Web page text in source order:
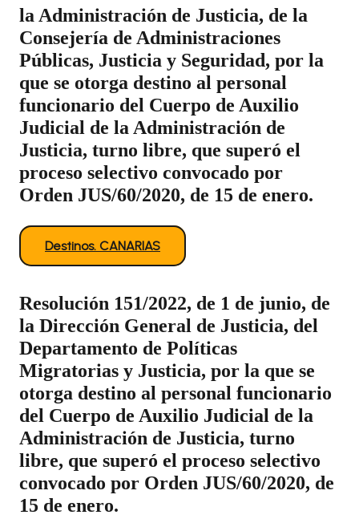
la Administración de Justicia, de la
Consejería de Administraciones
Públicas, Justicia y Seguridad, por la
que se otorga destino al personal
funcionario del Cuerpo de Auxilio
Judicial de la Administración de
Justicia, turno libre, que superó el
proceso selectivo convocado por
Orden JUS/60/2020, de 15 de enero.
Destinos. CANARIAS
Resolución 151/2022, de 1 de junio, de
la Dirección General de Justicia, del
Departamento de Políticas
Migratorias y Justicia, por la que se
otorga destino al personal funcionario
del Cuerpo de Auxilio Judicial de la
Administración de Justicia, turno
libre, que superó el proceso selectivo
convocado por Orden JUS/60/2020, de
15 de enero.